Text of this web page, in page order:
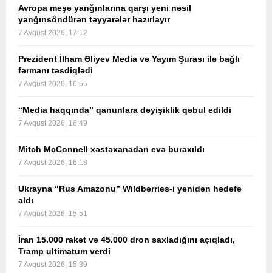
Avropa meşə yanğınlarına qarşı yeni nəsil
yanğınsöndürən təyyarələr hazırlayır
7 Avqust 2026, 17:12
Prezident İlham Əliyev Media və Yayım Şurası ilə bağlı
fərmanı təsdiqlədi
7 Avqust 2026, 16:55
“Media haqqında” qanunlara dəyişiklik qəbul edildi
7 Avqust 2026, 16:49
Mitch McConnell xəstəxanadan evə buraxıldı
7 Avqust 2026, 16:18
Ukrayna “Rus Amazonu” Wildberries-i yenidən hədəfə
aldı
7 Avqust 2026, 15:51
İran 15.000 raket və 45.000 dron saxladığını açıqladı,
Tramp ultimatum verdi
7 Avqust 2026, 15:39